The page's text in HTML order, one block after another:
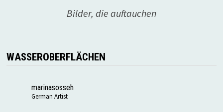
Bilder, die auftauchen
WASSEROBERFLÄCHEN
marinasosseh
German Artist